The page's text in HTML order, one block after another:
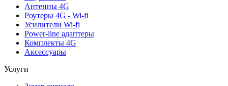
Антенны 4G
Роутеры 4G - Wi-fi
Усилители Wi-fi
Power-line адаптеры
Комплекты 4G
Аксессуары
Услуги